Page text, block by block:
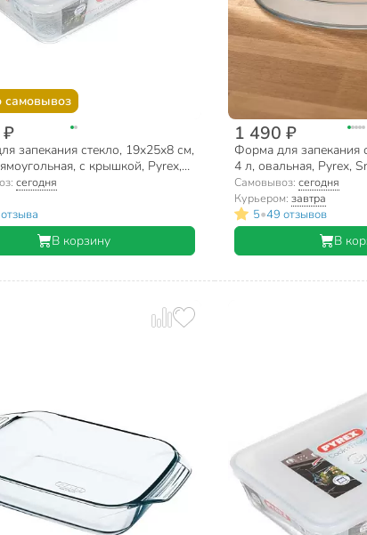
самовывоз
запекания стекло, 19х25х8 см,
с крышкой, Pyrex,
243P000
сегодня
В корзину
1 490 ₽
Форма для запекания
4 л, овальная, Pyrex,
347B000/5044
Самовывоз:сегодня
Курьером:завтра
5•49 отзывов
В